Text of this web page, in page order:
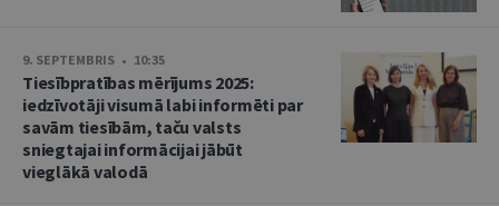
9. SEPTEMBRIS • 10:35
Tiesībpratības mērījums 2025:
iedzīvotāji visumā labi informēti par
savām tiesībām, taču valsts
sniegtajai informācijai jābūt
vieglākā valodā